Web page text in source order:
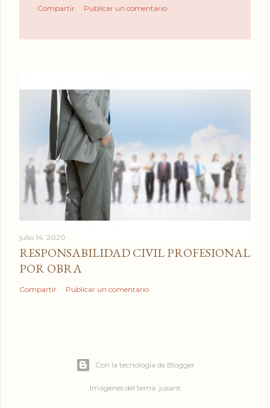
Compartir Publicar un comentario
julio 14, 2020
RESPONSABILIDAD CIVIL PROFESIONAL
POR OBRA
Compartir Publicar un comentario
Con la tecnología de Blogger
Imágenes del tema: jusant